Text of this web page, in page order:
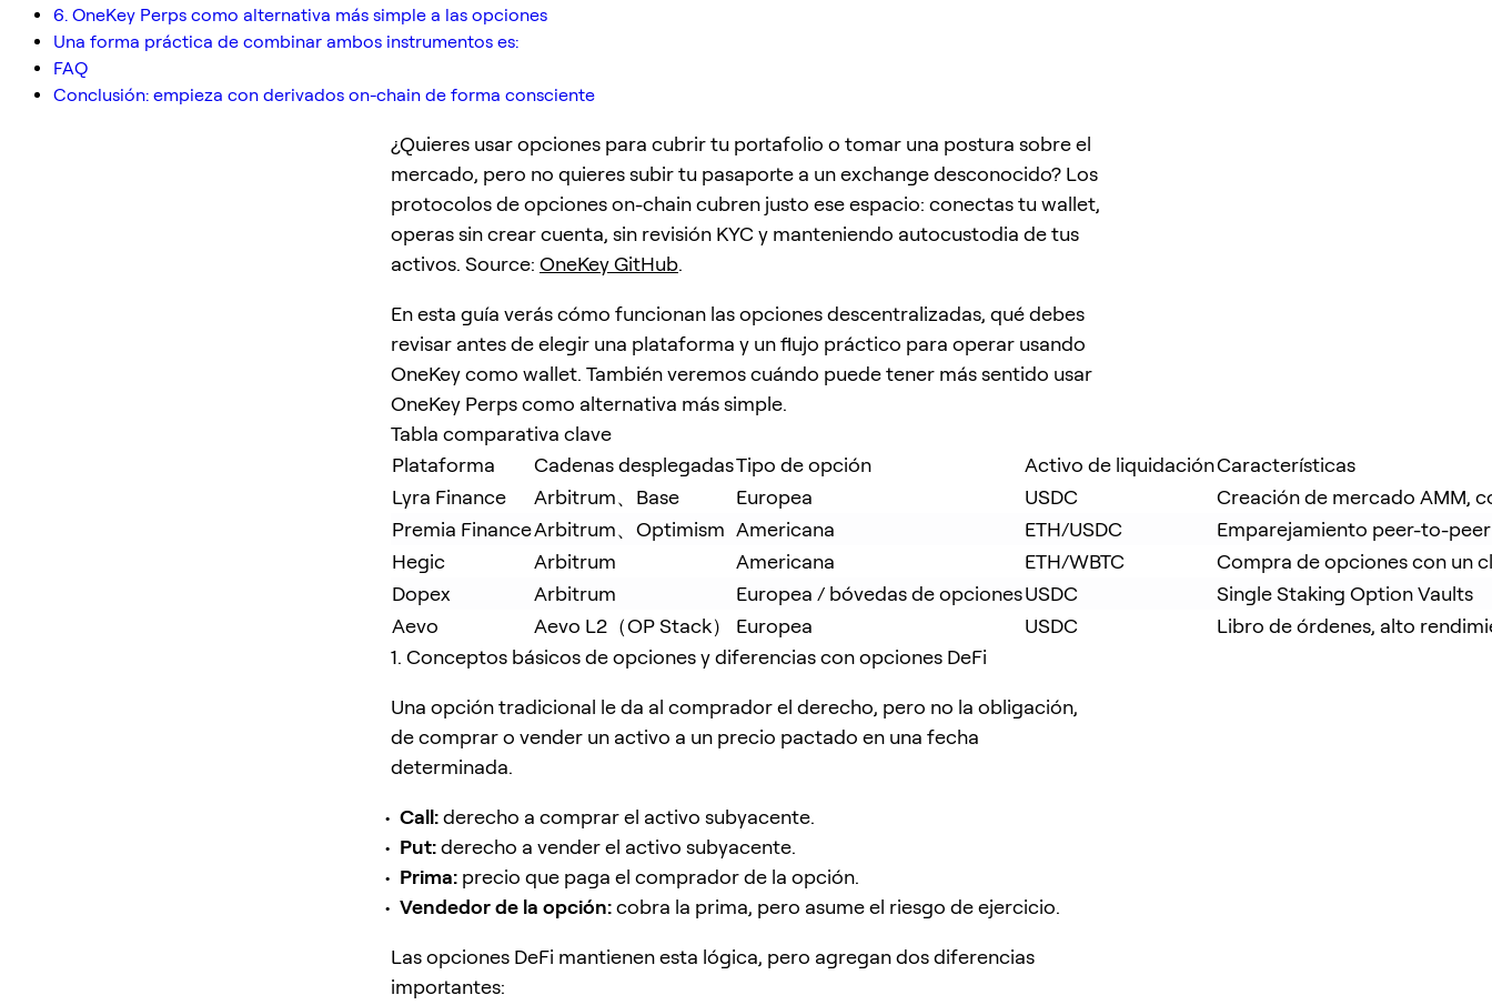
6. OneKey Perps como alternativa más simple a las opciones
Una forma práctica de combinar ambos instrumentos es:
FAQ
Conclusión: empieza con derivados on-chain de forma consciente
¿Quieres usar opciones para cubrir tu portafolio o tomar una postura sobre el
mercado, pero no quieres subir tu pasaporte a un exchange desconocido? Los
protocolos de opciones on-chain cubren justo ese espacio: conectas tu wallet,
operas sin crear cuenta, sin revisión KYC y manteniendo autocustodia de tus
activos. Source: OneKey GitHub.
En esta guía verás cómo funcionan las opciones descentralizadas, qué debes
revisar antes de elegir una plataforma y un flujo práctico para operar usando
OneKey como wallet. También veremos cuándo puede tener más sentido usar
OneKey Perps como alternativa más simple.
Tabla comparativa clave
Plataforma
Cadenas desplegadasTipo de opción Activo de liquidaciónCaracterísticas
Lyra Finance
Arbitrum、Base Europea USDC
Creación de mercado AMM,
Premia FinanceArbitrum、Optimism Americana ETH/USDC
Emparejamiento peer-to-
Hegic
Arbitrum Americana ETH/WBTC
Compra de opciones con un
Dopex
Arbitrum Europea / bóvedas de opcionesUSDC
Single Staking Option Vaults
Aevo
Aevo L2（OP Stack） Europea USDC
Libro de órdenes, alto
1. Conceptos básicos de opciones y diferencias con opciones DeFi
Una opción tradicional le da al comprador el derecho, pero no la obligación,
de comprar o vender un activo a un precio pactado en una fecha
determinada.
Call:derecho a comprar el activo subyacente.
Put:derecho a vender el activo subyacente.
Prima: precio que paga el comprador de la opción.
Vendedor de la opción:cobra la prima, pero asume el riesgo de ejercicio.
Las opciones DeFi mantienen esta lógica, pero agregan dos diferencias
importantes: